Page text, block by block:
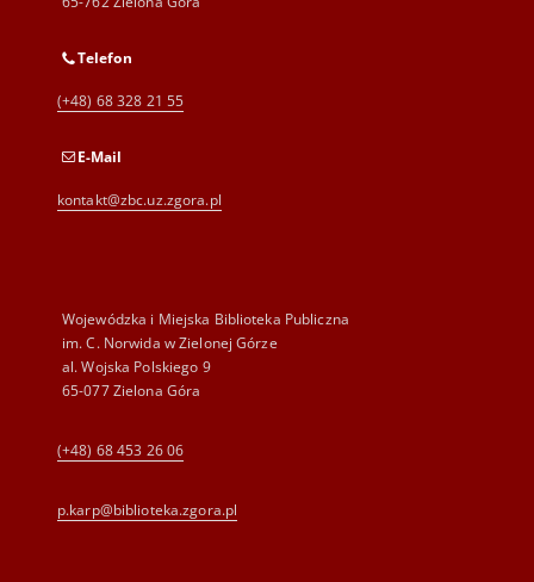
Telefon
(+48) 68 328 21 55
E-Mail
kontakt@zbc.uz.zgora.pl
Wojewódzka i Miejska Biblioteka Publiczna
im. C. Norwida w Zielonej Górze
al. Wojska Polskiego 9
65-077 Zielona Góra
(+48) 68 453 26 06
p.karp@biblioteka.zgora.pl